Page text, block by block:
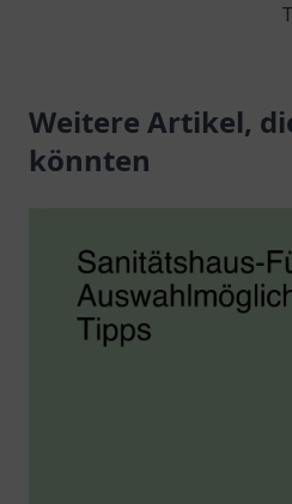
freundlicher
Atmosphäre.
Weitere Artikel,
könnten